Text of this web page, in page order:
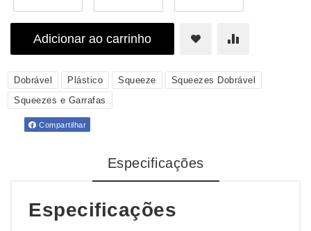
Adicionar ao carrinho
Dobrável Plástico Squeeze
Squeezes Dobrável
Squeezes e Garrafas
Compartilhar
Especificações
Especificações